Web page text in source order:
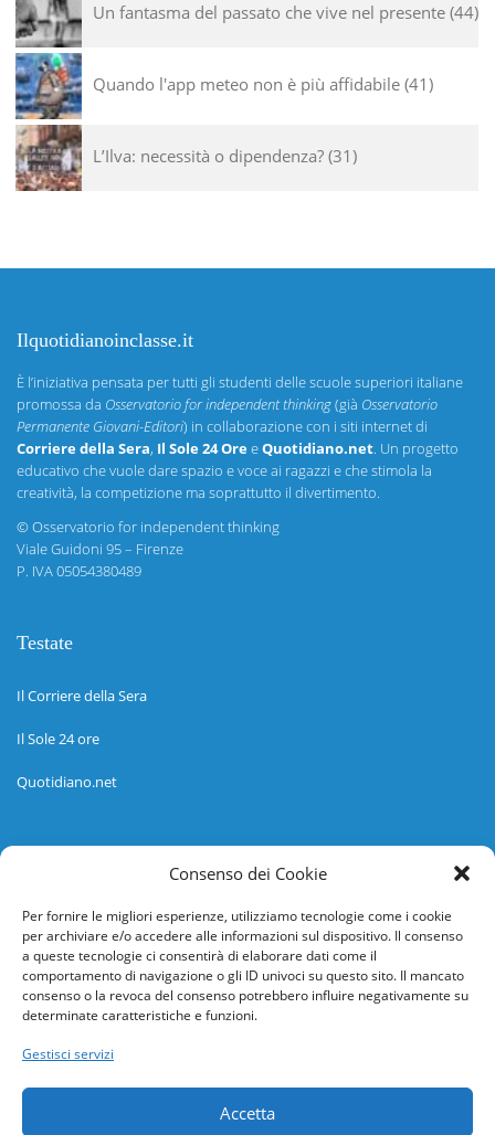
Consenso dei Cookie
Per fornire le migliori esperienze, utilizziamo tecnologie come i cookie
per archiviare e/o accedere alle informazioni sul dispositivo. Il consenso
a queste tecnologie ci consentirà di elaborare dati come il
comportamento di navigazione o gli ID univoci su questo sito. Il mancato
consenso o la revoca del consenso potrebbero influire negativamente su
determinate caratteristiche e funzioni.
Gestisci servizi
Accetta
Un fantasma del passato che vive nel presente 44
Quando l'app meteo non è più affidabile 41
L’Ilva: necessità o dipendenza? 31
Ilquotidianoinclasse.it
È l’iniziativa pensata per tutti gli studenti delle scuole superiori italiane
promossa da Osservatorio for independent thinking(già Osservatorio
Permanente Giovani-Editori) in collaborazione con i siti internet di
Corriere della Sera, Il Sole 24 OreeQuotidiano.net. Un progetto
educativo che vuole dare spazio e voce ai ragazzi e che stimola la
creatività, la competizione ma soprattutto il divertimento.
©Osservatorio for independent thinking
Viale Guidoni 95 – Firenze
P. IVA 05054380489
Testate
Il Corriere della Sera
Il Sole 24 ore
Quotidiano.net
Informazioni
Help desk
Guida rapida